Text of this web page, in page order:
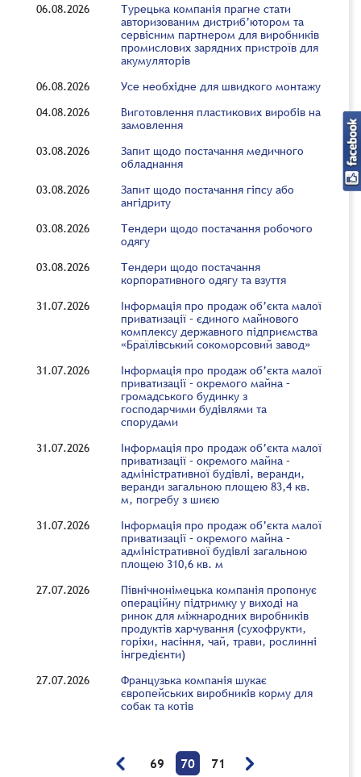
06.08.2026
Турецька компанія прагне стати
авторизованим дистриб’ютором та
сервісним партнером для виробників
промислових зарядних пристроїв для
акумуляторів
06.08.2026
Усе необхідне для швидкого монтажу
04.08.2026
Виготовлення пластикових виробів на
замовлення
03.08.2026
Запит щодо постачання медичного
обладнання
03.08.2026
Запит щодо постачання гіпсу або
ангідриту
03.08.2026
Тендери щодо постачання робочого
одягу
03.08.2026
Тендери щодо постачання
корпоративного одягу та взуття
31.07.2026
Інформація про продаж об’єкта малої
приватизації – єдиного майнового
комплексу державного підприємства
«Браїлівський сокоморсовий завод»
31.07.2026
Інформація про продаж об’єкта малої
приватизації – окремого майна –
громадського будинку з
господарчими будівлями та
спорудами
31.07.2026
Інформація про продаж об’єкта малої
приватизації – окремого майна –
адміністративної будівлі, веранди,
веранди загальною площею 83,4 кв.
м, погребу з шиєю
31.07.2026
Інформація про продаж об’єкта малої
приватизації – окремого майна –
адміністративної будівлі загальною
площею 310,6 кв. м
27.07.2026
Північнонімецька компанія пропонує
операційну підтримку у виході на
ринок для міжнародних виробників
продуктів харчування (сухофрукти,
горіхи, насіння, чай, трави, рослинні
інгредієнти)
27.07.2026
Французька компанія шукає
європейських виробників корму для
собак та котів
69 70 71